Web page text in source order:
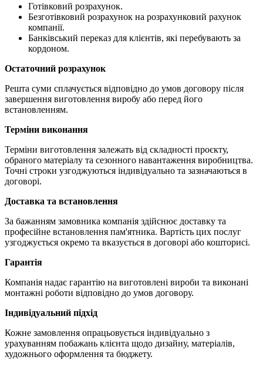
Готівковий розрахунок.
Безготівковий розрахунок на розрахунковий рахунок
компанії.
Банківський переказ для клієнтів, які перебувають за
кордоном.
Остаточний розрахунок
Решта суми сплачується відповідно до умов договору після
завершення виготовлення виробу або перед його
встановленням.
Терміни виконання
Терміни виготовлення залежать від складності проєкту,
обраного матеріалу та сезонного навантаження виробництва.
Точні строки узгоджуються індивідуально та зазначаються в
договорі.
Доставка та встановлення
За бажанням замовника компанія здійснює доставку та
професійне встановлення пам'ятника. Вартість цих послуг
узгоджується окремо та вказується в договорі або кошторисі.
Гарантія
Компанія надає гарантію на виготовлені вироби та виконані
монтажні роботи відповідно до умов договору.
Індивідуальний підхід
Кожне замовлення опрацьовується індивідуально з
урахуванням побажань клієнта щодо дизайну, матеріалів,
художнього оформлення та бюджету.